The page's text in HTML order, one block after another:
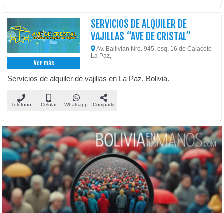
Ver más
SERVICIOS DE ALQUILER DE
VAJILLAS “AVE DE CRISTAL”
Av. Ballivian Nro. 945, esq. 16 de Calacoto -
La Paz,
Servicios de alquiler de vajillas en La Paz, Bolivia.
Teléfono Celular Whatsapp Compartir